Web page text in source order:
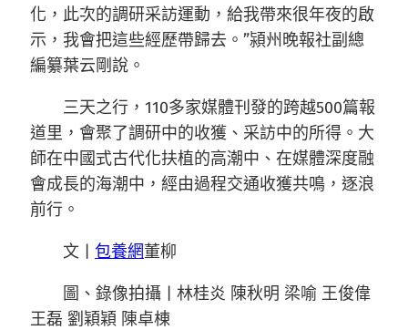
化，此次的調研采訪運動，給我帶來很年夜的啟
示，我會把這些經歷帶歸去。”潁州晚報社副總
編纂葉云剛說。
三天之行，110多家媒體刊發的跨越500篇報
道里，會聚了調研中的收獲、采訪中的所得。大
師在中國式古代化扶植的高潮中、在媒體深度融
會成長的海潮中，經由過程交通收獲共鳴，逐浪
前行。
文 | 包養網董柳
圖、錄像拍攝 | 林桂炎 陳秋明 梁喻 王俊偉
王磊 劉穎穎 陳卓棟